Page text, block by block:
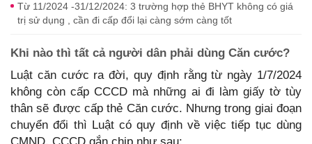
Từ 11/2024 -31/12/2024: 3 trường hợp thẻ BHYT không có giá
trị sử dụng , cần đi cấp đổi lại càng sớm càng tốt
Khi nào thì tất cả người dân phải dùng Căn cước?
Luật căn cước ra đời, quy định rằng từ ngày 1/7/2024
không còn cấp CCCD mà những ai đi làm giấy tờ tùy
thân sẽ được cấp thẻ Căn cước. Nhưng trong giai đoạn
chuyển đổi thì Luật có quy định về việc tiếp tục dùng